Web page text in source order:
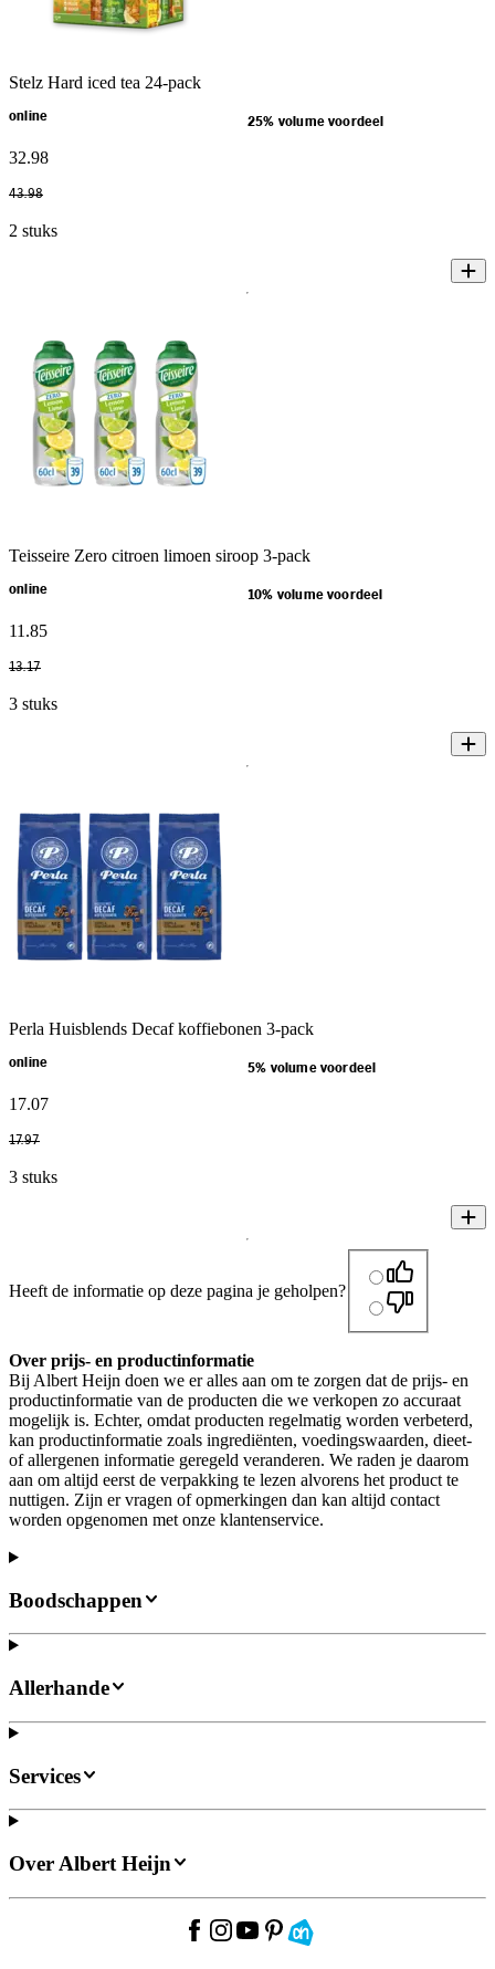
Stelz Hard iced tea 24-pack
online 25% volume voordeel
32.98
43.98
2 stuks
Teisseire Zero citroen limoen siroop 3-pack
online 10% volume voordeel
11 .85
13.17
3 stuks
Perla Huisblends Decaf koffiebonen 3-pack
online 5% volume voordeel
17.07
17.97
3 stuks
Heeft de informatie op deze pagina je geholpen?
Over prijs- en productinformatie
Bij Albert Heijn doen we er alles aan om te zorgen dat de prijs- en
productinformatie van de producten die we verkopen zo accuraat
mogelijk is. Echter, omdat producten regelmatig worden verbeterd,
kan productinformatie zoals ingrediënten, voedingswaarden, dieet-
of allergenen informatie geregeld veranderen. We raden je daarom
aan om altijd eerst de verpakking te lezen alvorens het product te
nuttigen. Zijn er vragen of opmerkingen dan kan altijd contact
worden opgenomen met onze klantenservice.
Boodschappen
Allerhande
Services
Over Albert Heijn